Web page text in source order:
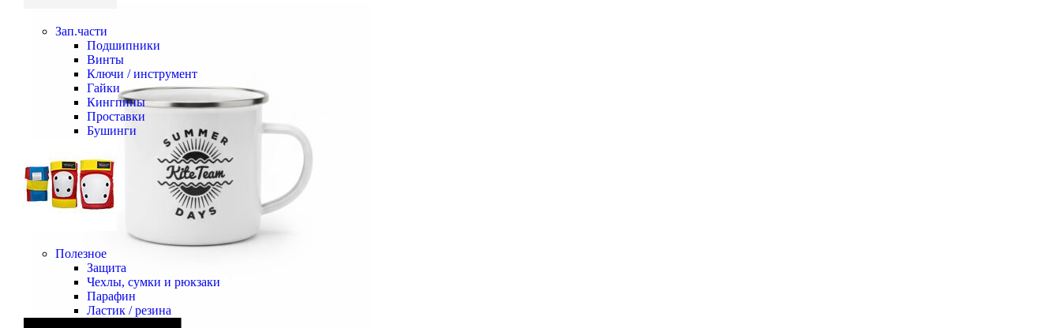
Зап.части
Подшипники
Винты
Ключи / инструмент
Гайки
Кингпины
Проставки
Бушинги
Полезное
Защита
Чехлы, сумки и рюкзаки
Парафин
Ластик / резина